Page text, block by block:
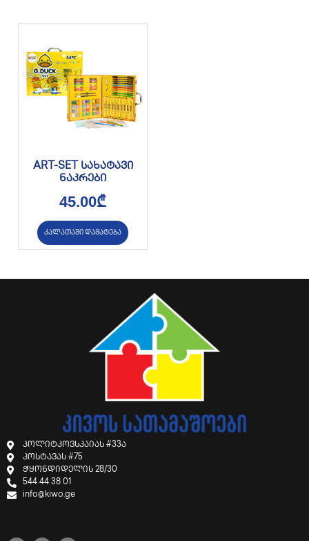
ART-SET სახატავი
ნაკრები
45.00₾
კალათაში დამატება
პოლიტკოვსკაიას #33ა
კოსტავას #75
ჭყონდიდელის 28/30
544 44 38 01
info@kiwo.ge